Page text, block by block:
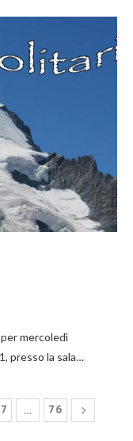
mercoledì
presso la sala…
… 76